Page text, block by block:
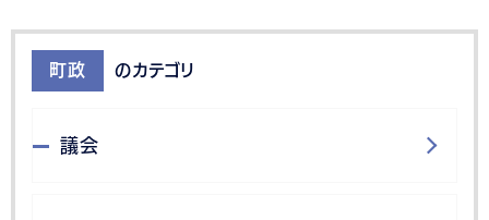
町政 のカテゴリ
議会